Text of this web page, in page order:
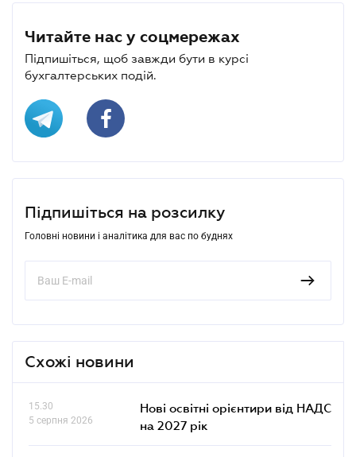
Читайте нас у соцмережах
Підпишіться, щоб завжди бути в курсі
бухгалтерських подій.
Підпишіться на розсилку
Головні новини і аналітика для вас по буднях
Схожі новини
15.30
5 серпня 2026
Нові освітні орієнтири від НАДС
на 2027 рік